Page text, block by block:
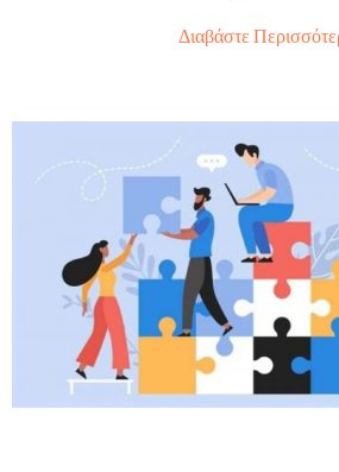
Διαβάστε